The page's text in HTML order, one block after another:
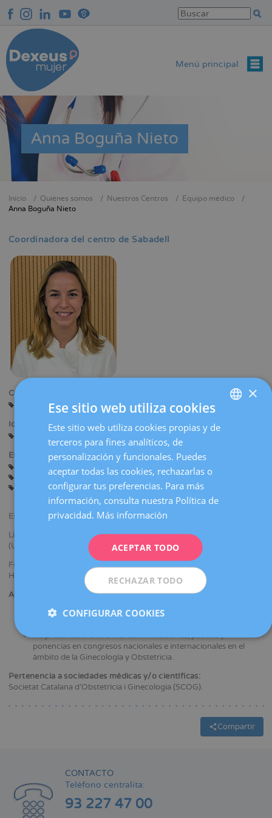
contenido
principal
Menú principal
Anna Boguña Nieto
Sobrescribir
de
ayuda
a
la
navegación
Inicio Quiénes somos Nuestros Centros
Equipo médico
Anna Boguña Nieto
Coordinadora del centro de Sabadell
Centros:
Idiomas:
Especialidades:
Asesoramiento antes del Embarazo
Embarazo y Parto
Anticoncepción
Cirugía Ginecológica
Ginecología General
Ecografía Obstétrica y Diagnóstico Prenatal
Especialista en Ginecología y Obstetricia.
Licenciada en Medicina y Cirugía por la Universidad de Barcelona
(UB).
Formación MIR como especialista en Ginecología y Obstetricia en el
Hospital Universitari Dexeus.
Actividad científica:
Ha participado en diversos cursos de formación en Obstetricia
Ha presentado diferentes comunicaciones, posters y
ponencias en congresos nacionales e internacionales en el
ámbito de la Ginecología y Obstetricia.
Pertenencia a sociedades médicas y/o científicas:
Societat Catalana d’Obstetrícia i Ginecologia (SCOG).
Compartir
CONTACTO
Teléfono centralita:
93 227 47 00
SPANISH
×
Ese sitio web utiliza cookies
Este sitio web utiliza cookies propias y de
terceros para fines analíticos, de
personalización y funcionales. Puedes
aceptar todas las cookies, rechazarlas o
configurar tus preferencias. Para más
información, consulta nuestra Política de
privacidad. Más información
ACEPTAR TODO
RECHAZAR TODO
CONFIGURAR COOKIES